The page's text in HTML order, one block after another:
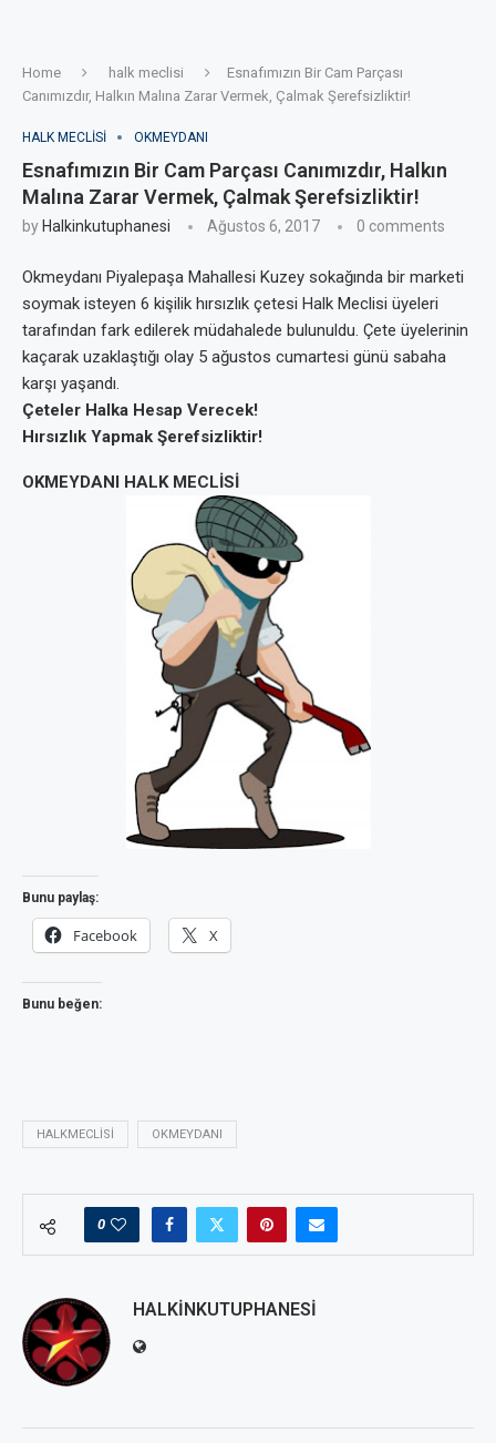
Home halk meclisi
Esnafımızın Bir Cam Parçası
Canımızdır, Halkın Malına Zarar Vermek, Çalmak Şerefsizliktir!
HALK MECLISI OKMEYDANI
Esnafımızın Bir Cam Parçası Canımızdır, Halkın
Malına Zarar Vermek, Çalmak Şerefsizliktir!
by Halkinkutuphanesi Ağustos 6, 2017 0 comments
Okmeydanı Piyalepaşa Mahallesi Kuzey sokağında bir marketi
soymak isteyen 6 kişilik hırsızlık çetesi Halk Meclisi üyeleri
tarafından fark edilerek müdahalede bulunuldu. Çete üyelerinin
kaçarak uzaklaştığı olay 5 ağustos cumartesi günü sabaha
karşı yaşandı.
Çeteler Halka Hesap Verecek!
Hırsızlık Yapmak Şerefsizliktir!
OKMEYDANI HALK MECLİSİ
Bunu paylaş:
Facebook X
Bunu beğen:
HALKMECLISI OKMEYDANI
0
HALKINKUTUPHANESI